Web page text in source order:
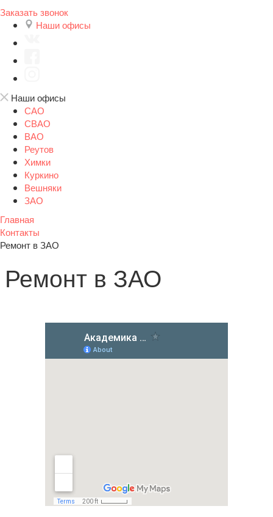
Заказать звонок
Наши офисы
Наши офисы
САО
СВАО
ВАО
Реутов
Химки
Куркино
Вешняки
ЗАО
Главная
Контакты
Ремонт в ЗАО
Ремонт в ЗАО